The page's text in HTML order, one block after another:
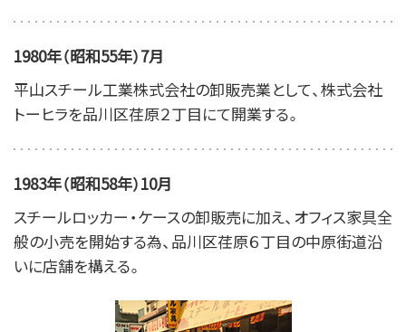
1980年（昭和55年）7月
平山スチール工業株式会社の卸販売業として、株式会社
トーヒラを品川区荏原２丁目にて開業する。
1983年（昭和58年）10月
スチールロッカー・ケースの卸販売に加え、オフィス家具全
般の小売を開始する為、品川区荏原６丁目の中原街道沿
いに店舗を構える。